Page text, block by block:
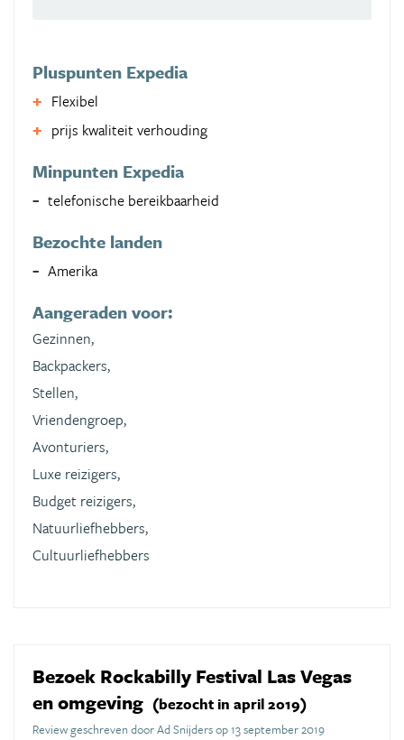
Pluspunten Expedia
Flexibel
prijs kwaliteit verhouding
Minpunten Expedia
telefonische bereikbaarheid
Bezochte landen
Amerika
Aangeraden voor:
Gezinnen,
Backpackers,
Stellen,
Vriendengroep,
Avonturiers,
Luxe reizigers,
Budget reizigers,
Natuurliefhebbers,
Cultuurliefhebbers
Bezoek Rockabilly Festival Las Vegas
en omgeving (bezocht in april 2019)
Review geschreven door Ad Snijders op 13 september 2019